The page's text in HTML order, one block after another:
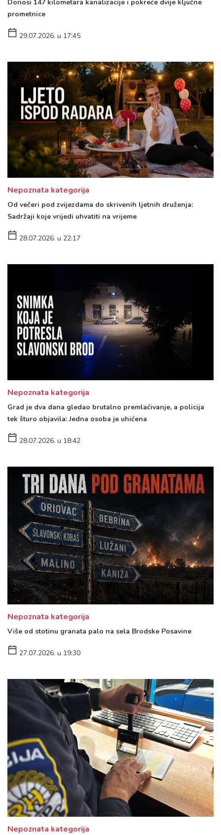
Donosi 147 kilometara kanalizacije i pokreće dvije ključne
prometnice
29.07.2026. u 17:45
Nepoznata kategorija
Od večeri pod zvijezdama do skrivenih ljetnih druženja:
Sadržaji koje vrijedi uhvatiti na vrijeme
28.07.2026. u 22:17
Nepoznata kategorija
Grad je dva dana gledao brutalno premlaćivanje, a policija
tek šturo objavila: Jedna osoba je uhićena
28.07.2026. u 18:42
Nepoznata kategorija
Više od stotinu granata palo na sela Brodske Posavine
27.07.2026. u 19:30
Nepoznata kategorija